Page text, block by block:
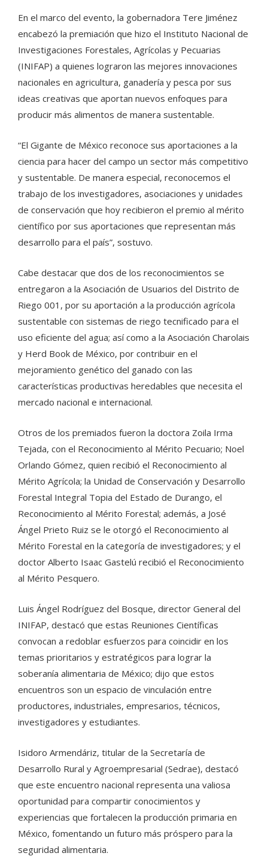
En el marco del evento, la gobernadora Tere Jiménez
encabezó la premiación que hizo el Instituto Nacional de
Investigaciones Forestales, Agrícolas y Pecuarias
(INIFAP) a quienes lograron las mejores innovaciones
nacionales en agricultura, ganadería y pesca por sus
ideas creativas que aportan nuevos enfoques para
producir más alimentos de manera sustentable.
“El Gigante de México reconoce sus aportaciones a la
ciencia para hacer del campo un sector más competitivo
y sustentable. De manera especial, reconocemos el
trabajo de los investigadores, asociaciones y unidades
de conservación que hoy recibieron el premio al mérito
científico por sus aportaciones que representan más
desarrollo para el país”, sostuvo.
Cabe destacar que dos de los reconocimientos se
entregaron a la Asociación de Usuarios del Distrito de
Riego 001, por su aportación a la producción agrícola
sustentable con sistemas de riego tecnificado para el
uso eficiente del agua; así como a la Asociación Charolais
y Herd Book de México, por contribuir en el
mejoramiento genético del ganado con las
características productivas heredables que necesita el
mercado nacional e internacional.
Otros de los premiados fueron la doctora Zoila Irma
Tejada, con el Reconocimiento al Mérito Pecuario; Noel
Orlando Gómez, quien recibió el Reconocimiento al
Mérito Agrícola; la Unidad de Conservación y Desarrollo
Forestal Integral Topia del Estado de Durango, el
Reconocimiento al Mérito Forestal; además, a José
Ángel Prieto Ruiz se le otorgó el Reconocimiento al
Mérito Forestal en la categoría de investigadores; y el
doctor Alberto Isaac Gastelú recibió el Reconocimiento
al Mérito Pesquero.
Luis Ángel Rodríguez del Bosque, director General del
INIFAP, destacó que estas Reuniones Científicas
convocan a redoblar esfuerzos para coincidir en los
temas prioritarios y estratégicos para lograr la
soberanía alimentaria de México; dijo que estos
encuentros son un espacio de vinculación entre
productores, industriales, empresarios, técnicos,
investigadores y estudiantes.
Isidoro Armendáriz, titular de la Secretaría de
Desarrollo Rural y Agroempresarial (Sedrae), destacó
que este encuentro nacional representa una valiosa
oportunidad para compartir conocimientos y
experiencias que fortalecen la producción primaria en
México, fomentando un futuro más próspero para la
seguridad alimentaria.